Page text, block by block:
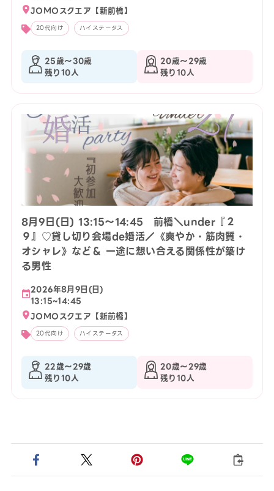
JOMOスクエア【新前橋】
20代向け ハイステータス
25歳〜30歳
残り10人
20歳〜29歳
残り10人
8月9日(日) 13:15〜14:45 前橋＼under『２
９』♡貸し切り会場de婚活／《爽やか・筋肉質・
オシャレ》など＆ 一途に想い合える関係性が築け
る男性
2026年8月9日(日)
13:15~14:45
JOMOスクエア【新前橋】
20代向け ハイステータス
22歳〜29歳
残り10人
20歳〜29歳
残り10人